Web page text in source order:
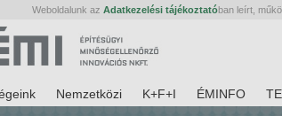
Weboldalunk az Adatkezelési tájékoztatóban leírt,
Nemzetközi K+F+I ÉMINFO